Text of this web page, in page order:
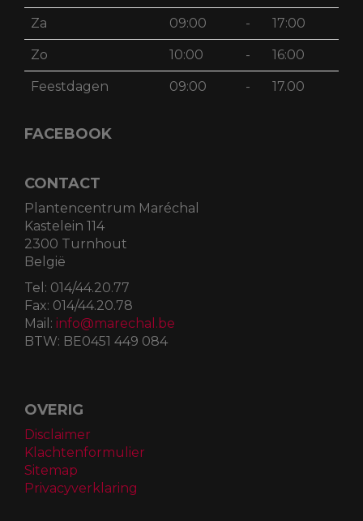
Za 09:00 - 17:00
Zo 10:00 - 16:00
Feestdagen 09:00 - 17.00
FACEBOOK
CONTACT
Plantencentrum Maréchal
Kastelein 114
2300 Turnhout
België
Tel: 014/44.20.77
Fax: 014/44.20.78
Mail: info@marechal.be
BTW: BE0451 449 084
OVERIG
Disclaimer
Klachtenformulier
Sitemap
Privacyverklaring